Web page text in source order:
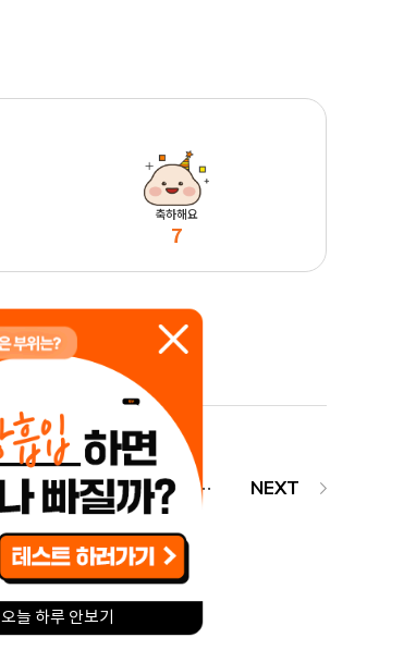
축하해요
7
365mc-모닛셀, 세계적 수준의 Ealry Anti-aging solution 제공을 위해 美 Baim과 3자 MOU 체결
오늘 하루 안보기